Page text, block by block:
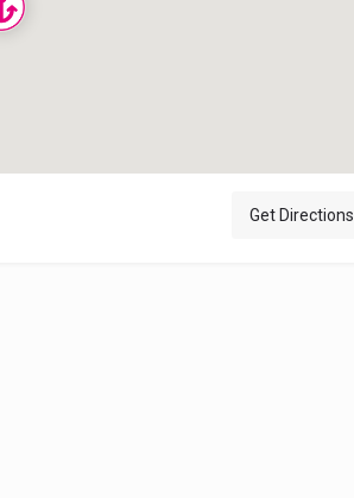
Get Directions